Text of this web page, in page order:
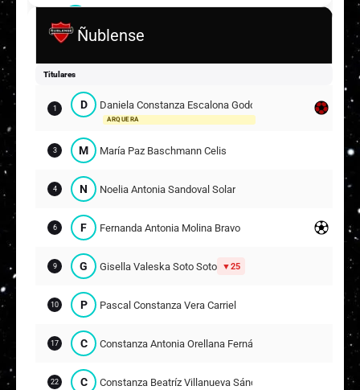
Y Yasmín Javiera Torres Farías
P Paulina Belén Rodríguez Cabrera
11
5
Ñublense
Titulares
1 D Daniela Constanza Escalona Godoy
ARQUERA
3 M María Paz Baschmann Celis
4 N Noelia Antonia Sandoval Solar
6 F Fernanda Antonia Molina Bravo
9 G Gisella Valeska Soto Soto 25
10 P Pascal Constanza Vera Carriel
17 C Constanza Antonia Orellana Fernández
22 C Constanza Beatríz Villanueva Sánchez